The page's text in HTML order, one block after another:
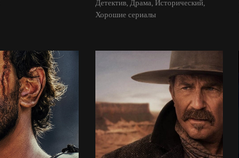
Детектив, Драма, Исторический,
Хорошие сериалы